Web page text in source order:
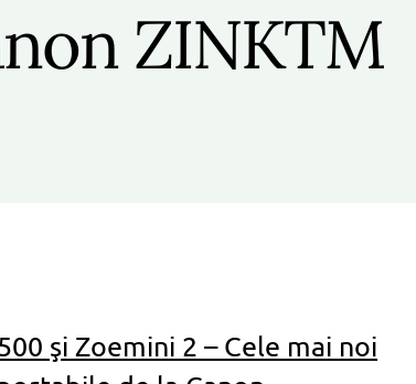
ZINKTM
şi Zoemini 2 – Cele mai noi